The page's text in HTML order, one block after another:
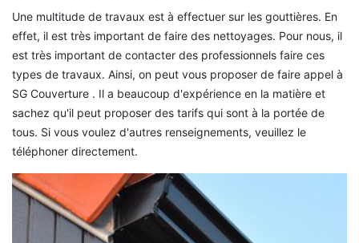
Une multitude de travaux est à effectuer sur les gouttières. En
effet, il est très important de faire des nettoyages. Pour nous, il
est très important de contacter des professionnels faire ces
types de travaux. Ainsi, on peut vous proposer de faire appel à
SG Couverture . Il a beaucoup d'expérience en la matière et
sachez qu'il peut proposer des tarifs qui sont à la portée de
tous. Si vous voulez d'autres renseignements, veuillez le
téléphoner directement.